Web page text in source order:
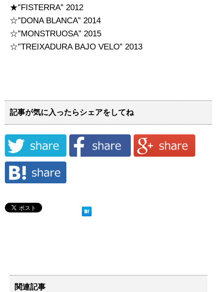
★”FISTERRA” 2012
☆”DONA BLANCA” 2014
☆”MONSTRUOSA” 2015
☆”TREIXADURA BAJO VELO” 2013
記事が気に入ったらシェアをしてね
関連記事